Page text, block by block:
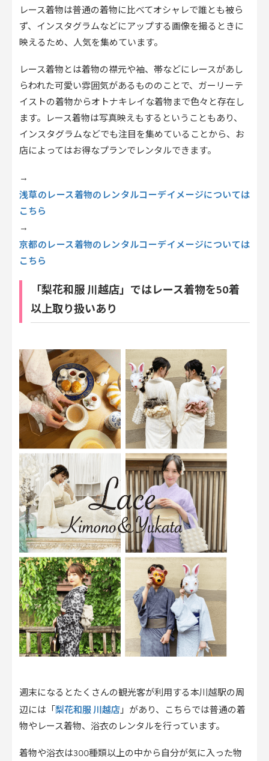
レース着物は普通の着物に比べてオシャレで誰とも被ら
ず、インスタグラムなどにアップする画像を撮るときに
映えるため、人気を集めています。
レース着物とは着物の襟元や袖、帯などにレースがあし
らわれた可愛い雰囲気があるもののことで、ガーリーテ
イストの着物からオトナキレイな着物まで色々と存在し
ます。レース着物は写真映えもするということもあり、
インスタグラムなどでも注目を集めていることから、お
店によってはお得なプランでレンタルできます。
→
浅草のレース着物のレンタルコーデイメージについては
こちら
→
京都のレース着物のレンタルコーデイメージについては
こちら
「梨花和服 川越店」ではレース着物を50着
以上取り扱いあり
週末になるとたくさんの観光客が利用する本川越駅の周
辺には「梨花和服 川越店」があり、こちらでは普通の着
物やレース着物、浴衣のレンタルを行っています。
着物や浴衣は300種類以上の中から自分が気に入った物